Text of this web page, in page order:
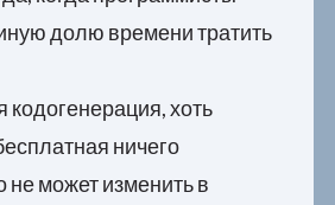
долю времени тратить
кодогенерация, хоть
ничего
не может изменить в